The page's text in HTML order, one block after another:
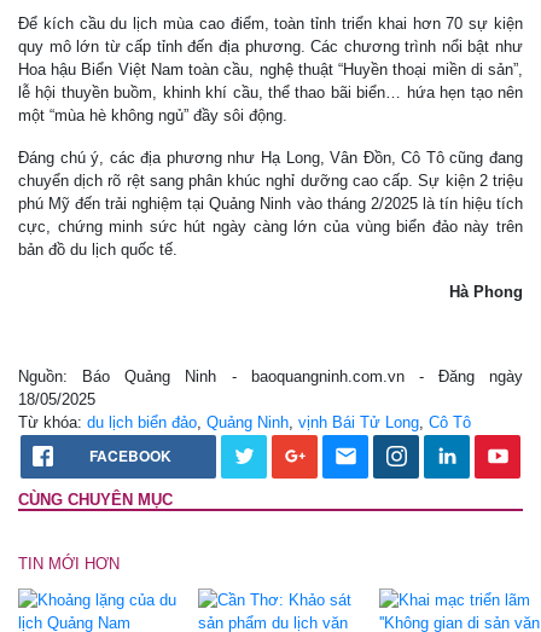
Để kích cầu du lịch mùa cao điểm, toàn tỉnh triển khai hơn 70 sự kiện
quy mô lớn từ cấp tỉnh đến địa phương. Các chương trình nổi bật như
Hoa hậu Biển Việt Nam toàn cầu, nghệ thuật “Huyền thoại miền di sản”,
lễ hội thuyền buồm, khinh khí cầu, thể thao bãi biển… hứa hẹn tạo nên
một “mùa hè không ngủ” đầy sôi động.
Đáng chú ý, các địa phương như Hạ Long, Vân Đồn, Cô Tô cũng đang
chuyển dịch rõ rệt sang phân khúc nghỉ dưỡng cao cấp. Sự kiện 2 triệu
phú Mỹ đến trải nghiệm tại Quảng Ninh vào tháng 2/2025 là tín hiệu tích
cực, chứng minh sức hút ngày càng lớn của vùng biển đảo này trên
bản đồ du lịch quốc tế.
Hà Phong
Nguồn: Báo Quảng Ninh - baoquangninh.com.vn - Đăng ngày
18/05/2025
Từ khóa: du lịch biển đảo Quảng Ninh vịnh Bái Tử Long Cô Tô
FACEBOOK
CÙNG CHUYÊN MỤC
TIN MỚI HƠN